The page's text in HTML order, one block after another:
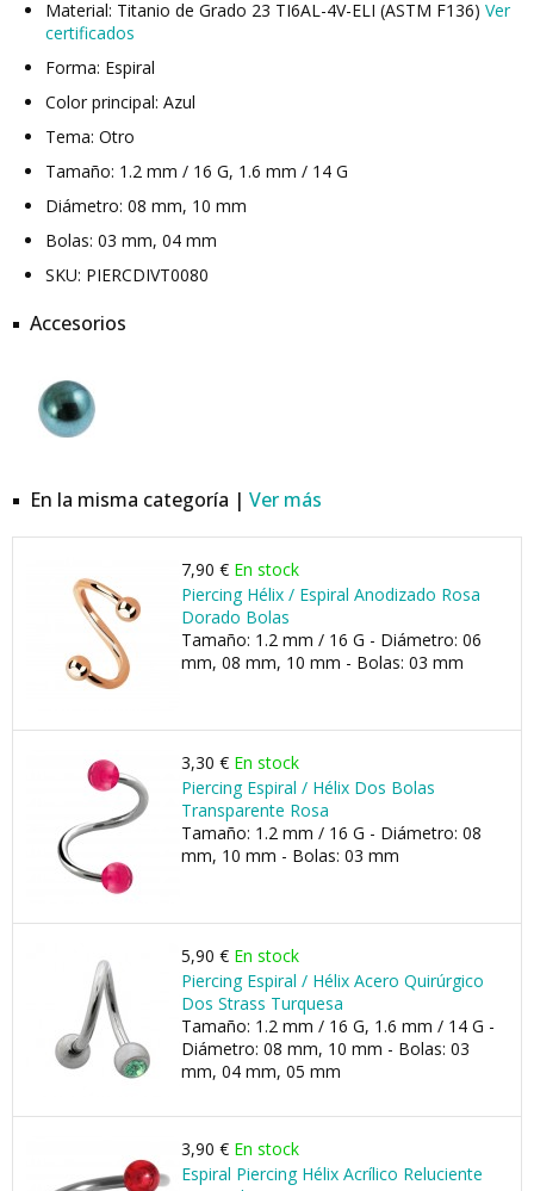
Material: Titanio de Grado 23 TI6AL-4V-ELI (ASTM F136) Ver
certificados
Forma: Espiral
Color principal: Azul
Tema: Otro
Tamaño: 1.2 mm / 16 G, 1.6 mm / 14 G
Diámetro: 08 mm, 10 mm
Bolas: 03 mm, 04 mm
SKU: PIERCDIVT0080
Accesorios
En la misma categoría | Ver más
7,90 € En stock
Piercing Hélix / Espiral Anodizado Rosa
Dorado Bolas
Tamaño: 1.2 mm / 16 G - Diámetro: 06
mm, 08 mm, 10 mm - Bolas: 03 mm
3,30 € En stock
Piercing Espiral / Hélix Dos Bolas
Transparente Rosa
Tamaño: 1.2 mm / 16 G - Diámetro: 08
mm, 10 mm - Bolas: 03 mm
5,90 € En stock
Piercing Espiral / Hélix Acero Quirúrgico
Dos Strass Turquesa
Tamaño: 1.2 mm / 16 G, 1.6 mm / 14 G -
Diámetro: 08 mm, 10 mm - Bolas: 03
mm, 04 mm, 05 mm
3,90 € En stock
Espiral Piercing Hélix Acrílico Reluciente